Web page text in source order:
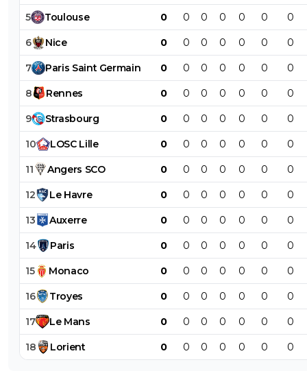
5 Toulouse 0 0 0 0 0 0 0
6 Nice 0 0 0 0 0 0 0
7 Paris Saint Germain 0 0 0 0 0 0 0
8 Rennes 0 0 0 0 0 0 0
9 Strasbourg 0 0 0 0 0 0 0
10 LOSC Lille 0 0 0 0 0 0 0
11 Angers SCO 0 0 0 0 0 0 0
12 Le Havre 0 0 0 0 0 0 0
13 Auxerre 0 0 0 0 0 0 0
14 Paris 0 0 0 0 0 0 0
15 Monaco 0 0 0 0 0 0 0
16 Troyes 0 0 0 0 0 0 0
17 Le Mans 0 0 0 0 0 0 0
18 Lorient 0 0 0 0 0 0 0